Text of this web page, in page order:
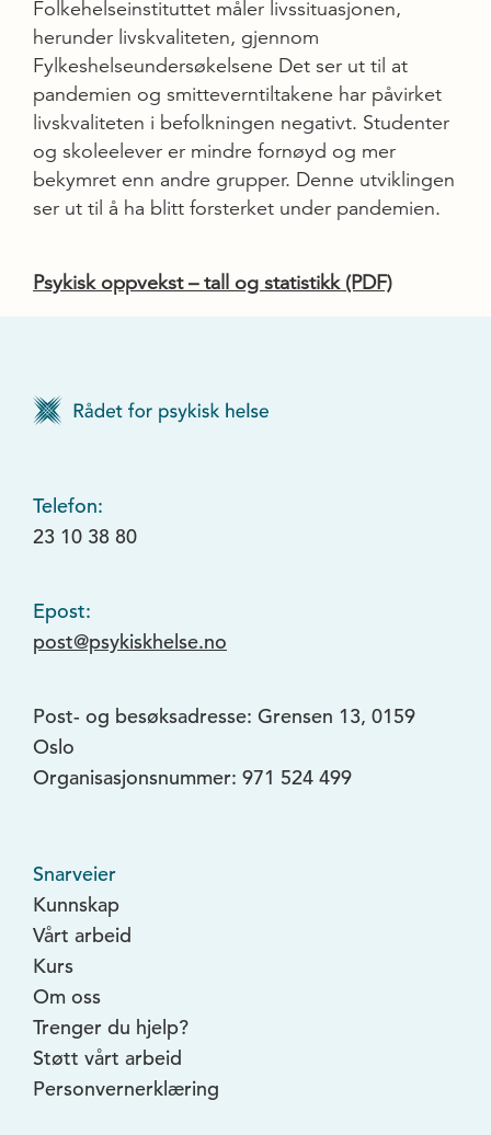
Folkehelseinstituttet måler livssituasjonen,
herunder livskvaliteten, gjennom
Fylkeshelseundersøkelsene Det ser ut til at
pandemien og smitteverntiltakene har påvirket
livskvaliteten i befolkningen negativt. Studenter
og skoleelever er mindre fornøyd og mer
bekymret enn andre grupper. Denne utviklingen
ser ut til å ha blitt forsterket under pandemien.
Psykisk oppvekst – tall og statistikk (PDF)
Telefon:
23 10 38 80
Epost:
post@psykiskhelse.no
Post- og besøksadresse: Grensen 13, 0159
Oslo
Organisasjonsnummer: 971 524 499
Snarveier
Kunnskap
Vårt arbeid
Kurs
Om oss
Trenger du hjelp?
Støtt vårt arbeid
Personvernerklæring